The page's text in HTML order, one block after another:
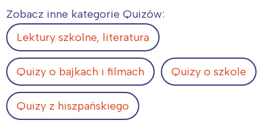
Zobacz inne kategorie Quizów:
Lektury szkolne, literatura
Quizy o bajkach i filmach Quizy o szkole
Quizy z hiszpańskiego